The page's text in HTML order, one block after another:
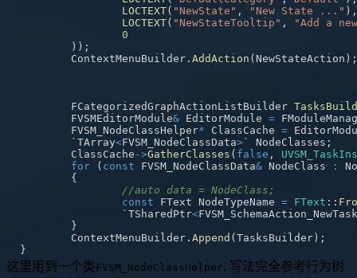
LOCTEXT( "NewState" , "New State ..." ) ,
LOCTEXT( "NewStateTooltip" ,
"Add a
0
) ) ;
	ContextMenuBuilder
. AddAction ( NewStateAction ) ;
	FCategorizedGraphActionListBuilder
	FVSMEditorModule
& EditorModule =
	FVSM_NodeClassHelper
* ClassCache =
	`TArray
<FVSM_NodeClassData>` NodeClasses ;
	ClassCache
->GatherClasses ( false ,
for
( const FVSM_NodeClassData& NodeClass :
{
//auto data = NodeClass;
const FText NodeTypeName = FText ::
		`TSharedPtr
<
}
	ContextMenuBuilder
. Append ( TasksBuilder ) ;
}
这里用到一个类FVSM_NodeClassHelper, 写法完全参考行为树